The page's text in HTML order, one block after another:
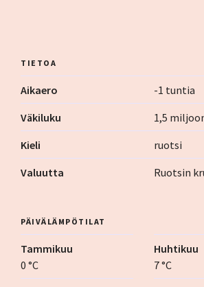
TIETOA
Aikaero
-1 tuntia
Väkiluku
1,5
Kieli
ruotsi
Valuutta
Ruotsin
PÄIVÄLÄMPÖTILAT
Tammikuu
0 °C
Huhtikuu
7 °C